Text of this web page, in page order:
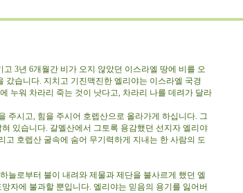
3년 6개월간 비가 오지 않았던 이스라엘 땅에 비를 오
습니다. 지치고 기진맥진한 엘리야는 이스라엘 국경
누워 차라리 죽는 것이 낫다고, 차라리 나를 데려가 달라
주시고, 힘을 주시어 호렙산으로 올라가게 하십니다. 그
있습니다. 갈멜산에서 그토록 용감했던 선지자 엘리야
호렙산 굴속에 숨어 무기력하게 지내는 한 사람의 도
늘로부터 불이 내려와 제물과 제단을 불사르게 했던 엘
자에 불과할 뿐입니다. 엘리야는 믿음의 용기를 잃어버